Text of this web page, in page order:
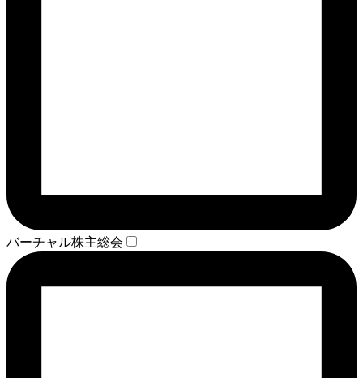
バーチャル株主総会